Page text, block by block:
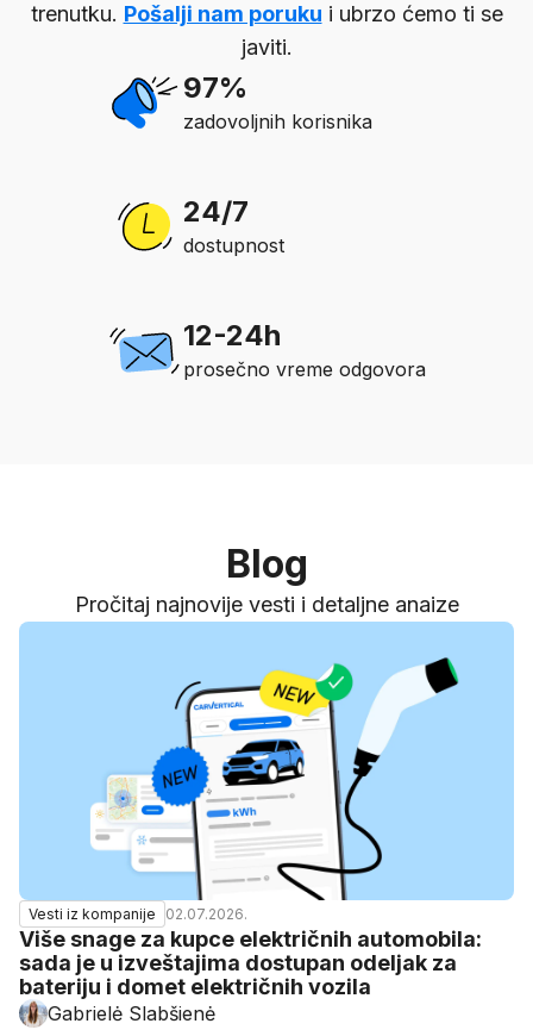
trenutku. Pošalji nam poruku i ubrzo ćemo ti se
javiti.
97%
zadovoljnih korisnika
24/7
dostupnost
12-24h
prosečno vreme odgovora
Blog
Pročitaj najnovije vesti i detaljne anaize
Vesti iz kompanije 02.07.2026.
Više snage za kupce električnih automobila:
sada je u izveštajima dostupan odeljak za
bateriju i domet električnih vozila
Gabrielė Slabšienė